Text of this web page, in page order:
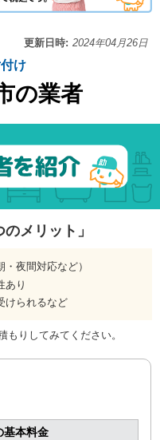
更新日時: 2024年04月26日
け
の業者
メリット」
夜間対応など）
あり
けられるなど
りしてみてください。
基本料金